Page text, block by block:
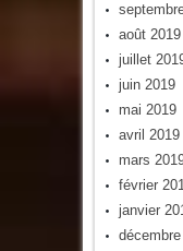
août 2019
juillet
juin 2019
mai 2019
avril 2019
mars
février
janvier